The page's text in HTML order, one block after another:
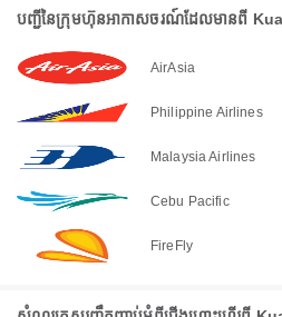
បញ្ជីនៃក្រុមហ៊ុនអាកាសចរណ៍ដែលមានពី
AirAsia
Philippine Airlines
Malaysia Airlines
Cebu Pacific
FireFly